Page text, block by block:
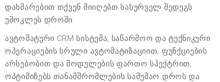
დახმარებით თქვენ მიიღებთ სასურველ შედეგს
უმოკლეს დროში.
ავტომატური CRM სისტემა, საწარმოო და ტექნიკური
ოპერაციების სრული ავტომატიზაციით, ფუნქციების
არსებობით და მოდულების ფართო სპექტრით,
ოპტიმიზებს თანამშრომლების სამუშაო დროს და